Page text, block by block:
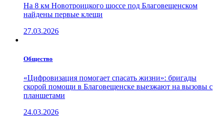
На 8 км Новотроицкого шоссе под Благовещенском
найдены первые клещи
27.03.2026
Общество
«Цифровизация помогает спасать жизни»: бригады
скорой помощи в Благовещенске выезжают на вызовы с
планшетами
24.03.2026